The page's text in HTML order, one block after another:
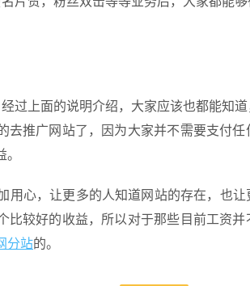
过上面的说明介绍，大家应该也都能知
去推广网站了，因为大家并不需要支付任
心，让更多的人知道网站的存在，也让
比较好的收益，所以对于那些目前工资
分站的。